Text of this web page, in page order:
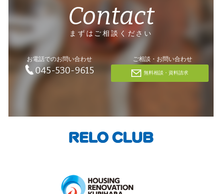
Contact
まずはご相談ください
お電話でのお問い合わせ
045-530-9615
ご相談・お問い合わせ
無料相談・資料請求